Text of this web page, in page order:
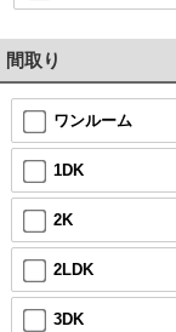
間取り
ワンルーム
1DK
2K
2LDK
3DK